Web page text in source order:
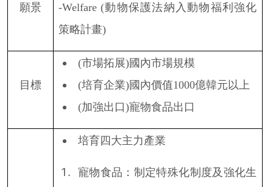
願景
-Welfare (動物保護法納入動物福利強化
策略計畫)
目標
(市場拓展)國內市場規模
(培育企業)國內價值1000億韓元以上
(加強出口)寵物食品出口
培育四大主力產業
寵物食品：制定特殊化制度及強化生